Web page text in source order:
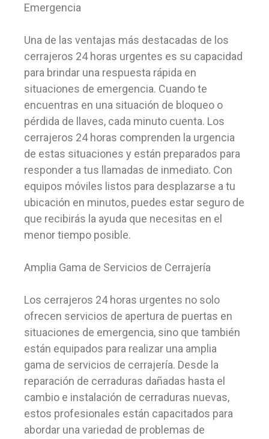
Emergencia
Una de las ventajas más destacadas de los
cerrajeros 24 horas urgentes es su capacidad
para brindar una respuesta rápida en
situaciones de emergencia. Cuando te
encuentras en una situación de bloqueo o
pérdida de llaves, cada minuto cuenta. Los
cerrajeros 24 horas comprenden la urgencia
de estas situaciones y están preparados para
responder a tus llamadas de inmediato. Con
equipos móviles listos para desplazarse a tu
ubicación en minutos, puedes estar seguro de
que recibirás la ayuda que necesitas en el
menor tiempo posible.
Amplia Gama de Servicios de Cerrajería
Los cerrajeros 24 horas urgentes no solo
ofrecen servicios de apertura de puertas en
situaciones de emergencia, sino que también
están equipados para realizar una amplia
gama de servicios de cerrajería. Desde la
reparación de cerraduras dañadas hasta el
cambio e instalación de cerraduras nuevas,
estos profesionales están capacitados para
abordar una variedad de problemas de